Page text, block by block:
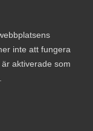
inte att fungera
aktiverade som